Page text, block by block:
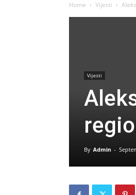
Home Vijesti
Vijesti
By Admin -